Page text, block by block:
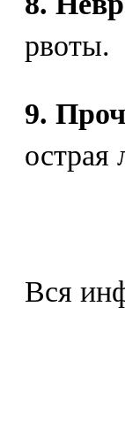
рвоты.
9.
острая
Вся